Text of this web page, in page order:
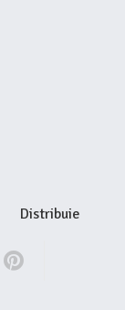
Distribuie